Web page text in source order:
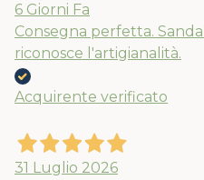
6 Giorni Fa
Consegna perfetta.
riconosce l'artigianalità.
Acquirente verificato
31 Luglio 2026